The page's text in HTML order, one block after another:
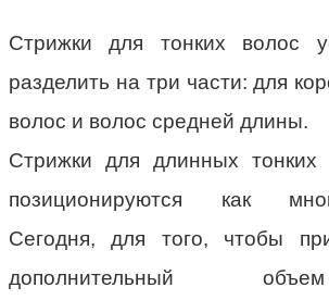
Стрижки для тонких волос
разделить на три части: для
волос и волос средней длины.
Стрижки для длинных тонких
позиционируются как
Сегодня, для того, чтобы
дополнительный